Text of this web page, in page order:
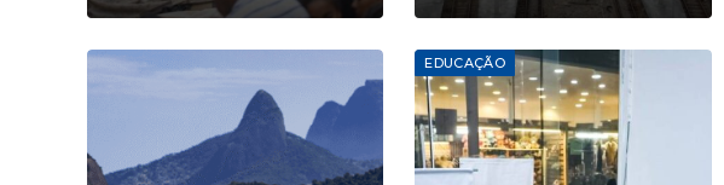
EDUCAÇÃO